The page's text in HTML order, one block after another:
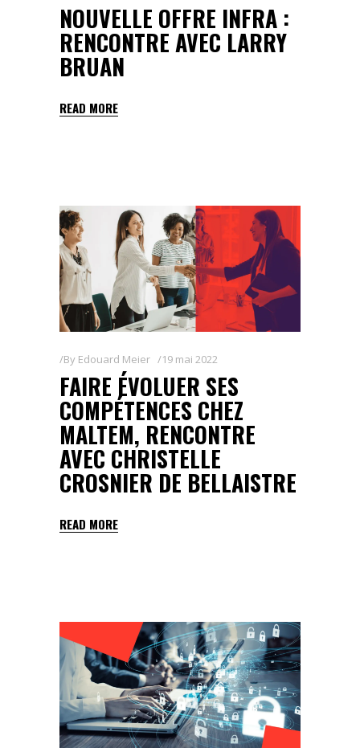
NOUVELLE OFFRE INFRA :
RENCONTRE AVEC LARRY
BRUAN
READ MORE
By Edouard Meier 19 mai 2022
FAIRE ÉVOLUER SES
COMPÉTENCES CHEZ
MALTEM, RENCONTRE
AVEC CHRISTELLE
CROSNIER DE BELLAISTRE
READ MORE